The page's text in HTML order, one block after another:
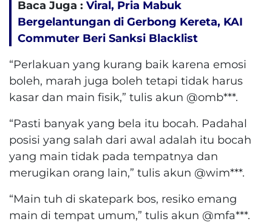
Baca Juga : Viral, Pria Mabuk
Bergelantungan di Gerbong Kereta, KAI
Commuter Beri Sanksi Blacklist
“Perlakuan yang kurang baik karena emosi
boleh, marah juga boleh tetapi tidak harus
kasar dan main fisik,” tulis akun @omb***.
“Pasti banyak yang bela itu bocah. Padahal
posisi yang salah dari awal adalah itu bocah
yang main tidak pada tempatnya dan
merugikan orang lain,” tulis akun @wim***.
“Main tuh di skatepark bos, resiko emang
main di tempat umum,” tulis akun @mfa***.